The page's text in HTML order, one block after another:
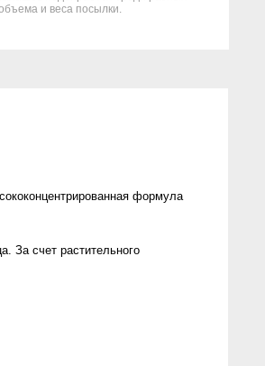
и веса посылки.
формула
За счет растительного